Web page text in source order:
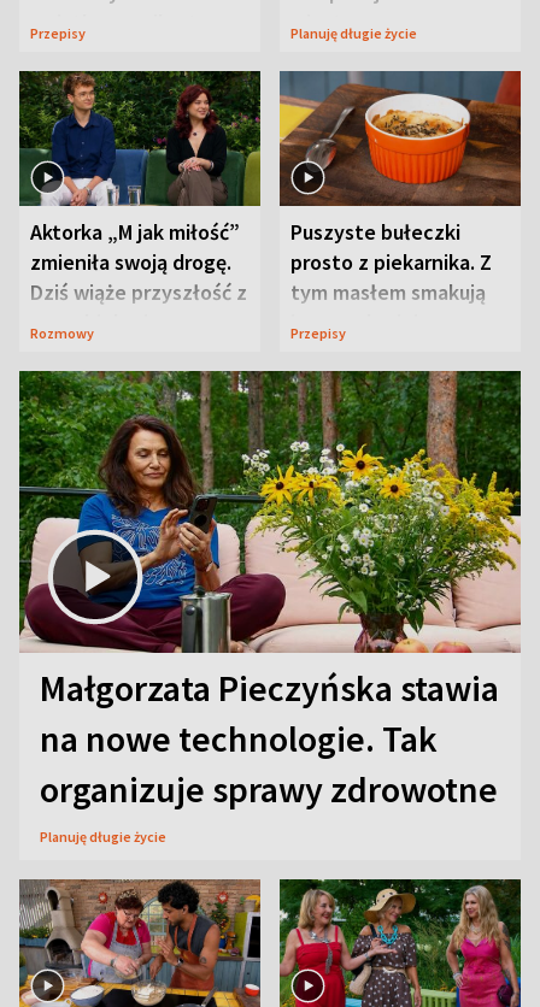
wyjątkowo wilgotne
Przepisy
wizyt
Planuję długie życie
Aktorka „M jak miłość”
zmieniła swoją drogę.
Dziś wiąże przyszłość z
neurobiologią
Rozmowy
Puszyste bułeczki
prosto z piekarnika. Z
tym masłem smakują
jeszcze lepiej
Przepisy
Małgorzata Pieczyńska stawia
na nowe technologie. Tak
organizuje sprawy zdrowotne
Planuję długie życie